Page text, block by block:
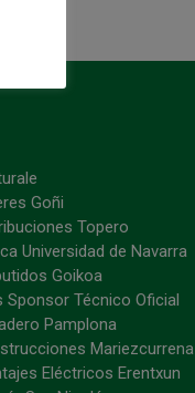
Goñi
Topero
Universidad de Navarra
Goikoa
Sponsor Técnico Oficial
Pamplona
Mariezcurrena
Eléctricos Erentxun